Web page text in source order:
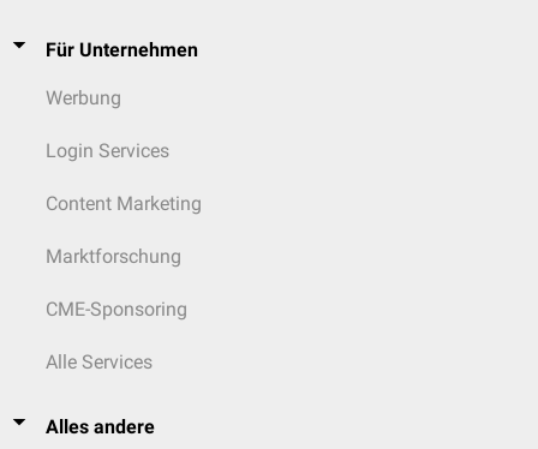
Für Unternehmen
Werbung
Login Services
Content Marketing
Marktforschung
CME-Sponsoring
Alle Services
Alles andere